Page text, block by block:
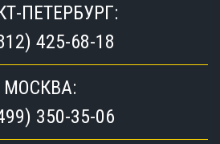
ПЕТЕРБУРГ:
425-68-18
МОСКВА:
350-35-06